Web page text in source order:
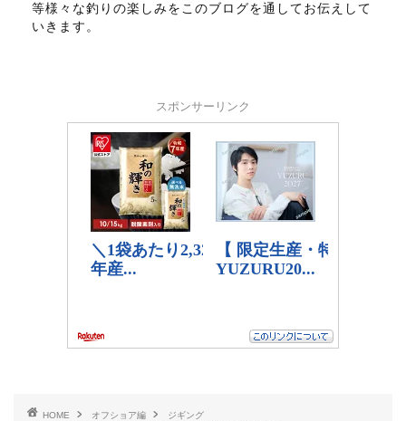
等様々な釣りの楽しみをこのブログを通してお伝えして
いきます。
スポンサーリンク
HOME オフショア編
ジギング